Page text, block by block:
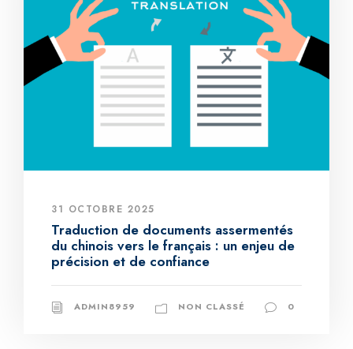
31 OCTOBRE 2025
Traduction de documents assermentés
du chinois vers le français : un enjeu de
précision et de confiance
ADMIN8959 NON CLASSÉ 0